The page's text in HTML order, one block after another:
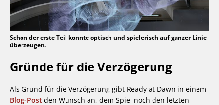
Schon der erste Teil konnte optisch und spielerisch auf ganzer Linie
überzeugen.
Gründe für die Verzögerung
Als Grund für die Verzögerung gibt Ready at Dawn in einem
Blog-Post den Wunsch an, dem Spiel noch den letzten